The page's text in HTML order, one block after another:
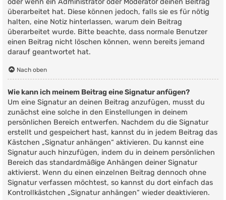
oder wenn ein Administrator oder Moderator deinen Beitrag
überarbeitet hat. Diese können jedoch, falls sie es für nötig
halten, eine Notiz hinterlassen, warum dein Beitrag
überarbeitet wurde. Bitte beachte, dass normale Benutzer
einen Beitrag nicht löschen können, wenn bereits jemand
darauf geantwortet hat.
Nach oben
Wie kann ich meinem Beitrag eine Signatur anfügen?
Um eine Signatur an deinen Beitrag anzufügen, musst du
zunächst eine solche in den Einstellungen in deinem
persönlichen Bereich entwerfen. Nachdem du die Signatur
erstellt und gespeichert hast, kannst du in jedem Beitrag das
Kästchen „Signatur anhängen“ aktivieren. Du kannst eine
Signatur auch hinzufügen, indem du in deinem persönlichen
Bereich das standardmäßige Anhängen deiner Signatur
aktivierst. Wenn du einen einzelnen Beitrag dennoch ohne
Signatur verfassen möchtest, so kannst du dort einfach das
Kontrollkästchen „Signatur anhängen“ wieder deaktivieren.